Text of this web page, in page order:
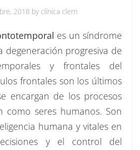
2018 by clínica clern
es un síndrome
degeneración progresiva de
y frontales del
frontales son los últimos
encargan de los procesos
como seres humanos. Son
humana y vitales en
y el control del